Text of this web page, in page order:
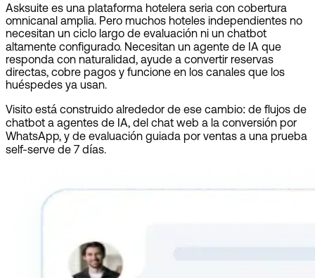
Asksuite es una plataforma hotelera seria con cobertura
omnicanal amplia. Pero muchos hoteles independientes no
necesitan un ciclo largo de evaluación ni un chatbot
altamente configurado. Necesitan un agente de IA que
responda con naturalidad, ayude a convertir reservas
directas, cobre pagos y funcione en los canales que los
huéspedes ya usan.
Visito está construido alrededor de ese cambio: de flujos de
chatbot a agentes de IA, del chat web a la conversión por
WhatsApp, y de evaluación guiada por ventas a una prueba
self-serve de 7 días.